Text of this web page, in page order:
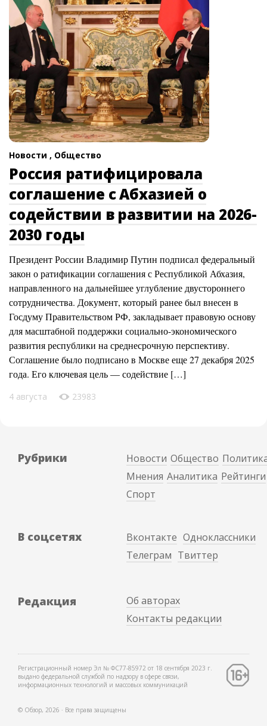
Новости , Общество
Россия ратифицировала
соглашение с Абхазией о
содействии в развитии на 2026-
2030 годы
Президент России Владимир Путин подписал федеральный
закон о ратификации соглашения с Республикой Абхазия,
направленного на дальнейшее углубление двустороннего
сотрудничества. Документ, который ранее был внесен в
Госдуму Правительством РФ, закладывает правовую основу
для масштабной поддержки социально-экономического
развития республики на среднесрочную перспективу.
Соглашение было подписано в Москве еще 27 декабря 2025
года. Его ключевая цель — содействие […]
4 августа 23983
Рубрики Новости Общество
Мнения Аналитика Рейтинги
Спорт
В соцсетях Вконтакте Одноклассники
Телеграм Твиттер
Редакция
Об авторах
Контакты редакции
Регистрационный номер Эл № ФС77-85972 от 18 сентября 2023 г.
выдано федеральной службой по надзору в сфере связи,
информационных технологий и массовых коммуникаций
© Обзор, 2026 ∙ Все права защищены